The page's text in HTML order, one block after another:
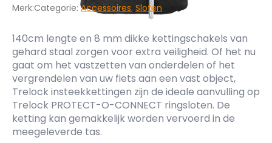
Merk:Categorie:Accessoires, Sloten
140cm lengte en 8 mm dikke kettingschakels van
gehard staal zorgen voor extra veiligheid. Of het nu
gaat om het vastzetten van onderdelen of het
vergrendelen van uw fiets aan een vast object,
Trelock insteekkettingen zijn de ideale aanvulling op
Trelock PROTECT-O-CONNECT ringsloten. De
ketting kan gemakkelijk worden vervoerd in de
meegeleverde tas.